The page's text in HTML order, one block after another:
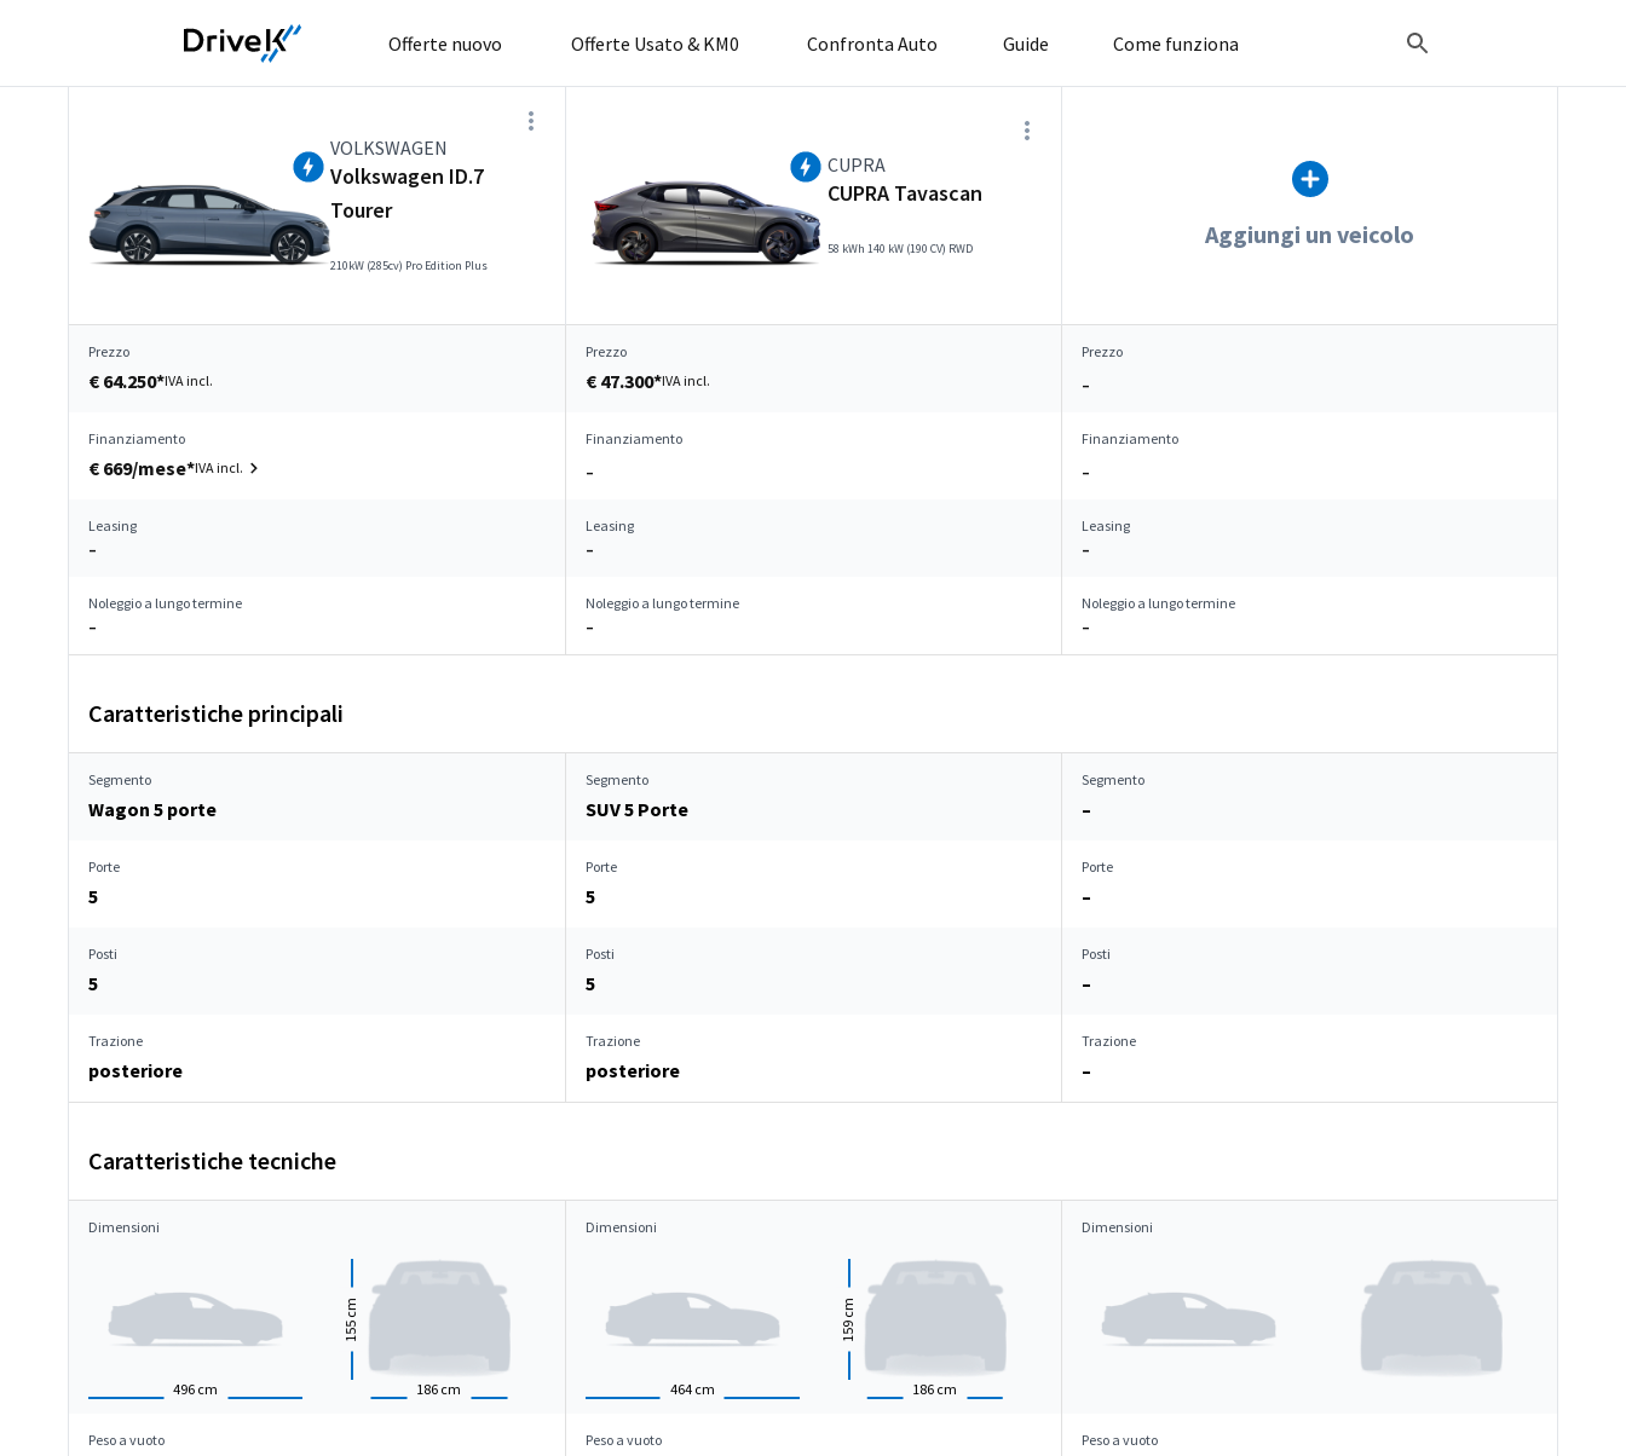
Offerte nuovo Offerte Usato & KM0 Confronta Auto Guide Come funziona
VOLKSWAGEN
Volkswagen ID.7
Tourer
210kW (285cv) Pro Edition Plus
CUPRA
CUPRA Tavascan
58 kWh 140 kW (190 CV) RWD Aggiungi un veicolo
Prezzo
€ 64.250*IVA incl.
Prezzo
€ 47.300*IVA incl.
Prezzo
–
Finanziamento
€ 669/mese*IVA incl.
Finanziamento
–
Finanziamento
–
Leasing
–
Leasing
–
Leasing
–
Noleggio a lungo termine
–
Noleggio a lungo termine
–
Noleggio a lungo termine
–
Caratteristiche principali
Segmento
Wagon 5 porte
Segmento
SUV 5 Porte
Segmento
–
Porte
5
Porte
5
Porte
–
Posti
5
Posti
5
Posti
–
Trazione
posteriore
Trazione
posteriore
Trazione
–
Caratteristiche tecniche
Dimensioni
496 cm 186 cm
155
cm
Dimensioni
464 cm 186 cm
159
cm
Dimensioni
Peso a vuoto Peso a vuoto Peso a vuoto